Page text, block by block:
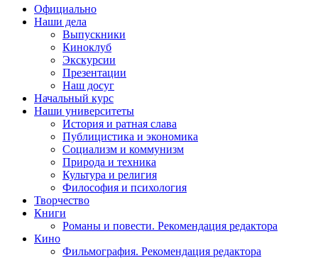
Официально
Наши дела
Выпускники
Киноклуб
Экскурсии
Презентации
Наш досуг
Начальный курс
Наши университеты
История и ратная слава
Публицистика и экономика
Социализм и коммунизм
Природа и техника
Культура и религия
Философия и психология
Творчество
Книги
Романы и повести. Рекомендация редактора
Кино
Фильмография. Рекомендация редактора